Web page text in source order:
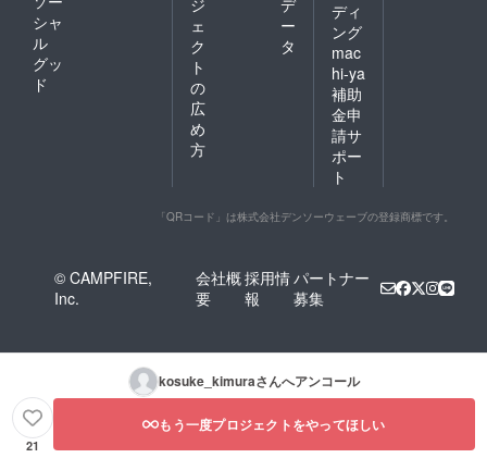
シャ
ル
グッ
ド
ェ
ク
ト
の
広
め
方
ー
タ
ディ
ング
mac
hi-ya
補助
金申
請サ
ポー
ト
「QRコード」は株式会社デンソーウェーブの登録商標です。
© CAMPFIRE,
Inc.
会社概
要
採用情
報
パートナー
募集
kosuke_kimuraさんへアンコール
21
もう一度プロジェクトをやってほしい